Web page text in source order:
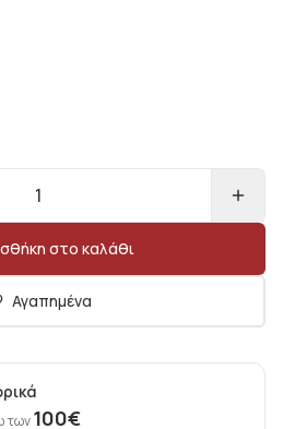
1
στο καλάθι
Αγαπημένα
των100€